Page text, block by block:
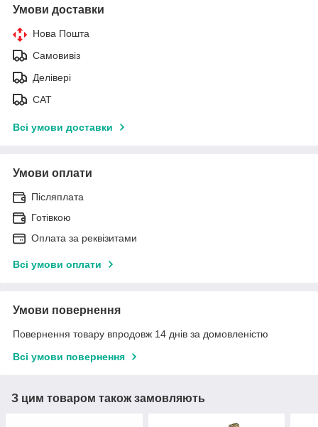
Умови доставки
Нова Пошта
Самовивіз
Делівері
САТ
Всі умови доставки
Умови оплати
Післяплата
Готівкою
Оплата за реквізитами
Всі умови оплати
Умови повернення
Повернення товару впродовж 14 днів за домовленістю
Всі умови повернення
З цим товаром також замовляють